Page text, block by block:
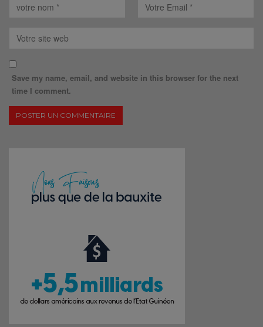
Save my name, email, and website in this browser for the next
time I comment.